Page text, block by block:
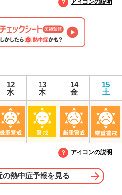
アイコンの説明
12
水
13
木
14
金
15
土
アイコンの説明
の熱中症予報を見る